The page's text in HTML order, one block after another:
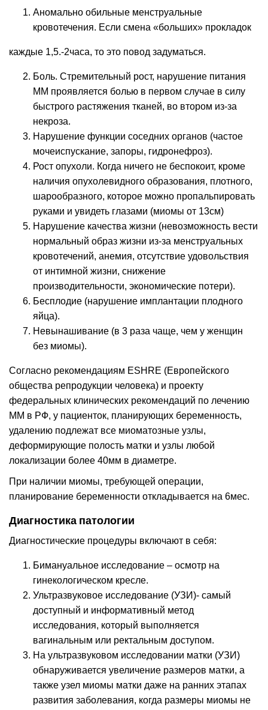
Аномально обильные менструальные
кровотечения. Если смена «больших» прокладок
каждые 1,5.-2часа, то это повод задуматься.
Боль. Стремительный рост, нарушение питания
ММ проявляется болью в первом случае в силу
быстрого растяжения тканей, во втором из-за
некроза.
Нарушение функции соседних органов (частое
мочеиспускание, запоры, гидронефроз).
Рост опухоли. Когда ничего не беспокоит, кроме
наличия опухолевидного образования, плотного,
шарообразного, которое можно пропальпировать
руками и увидеть глазами (миомы от 13см)
Нарушение качества жизни (невозможность вести
нормальный образ жизни из-за менструальных
кровотечений, анемия, отсутствие удовольствия
от интимной жизни, снижение
производительности, экономические потери).
Бесплодие (нарушение имплантации плодного
яйца).
Невынашивание (в 3 раза чаще, чем у женщин
без миомы).
Согласно рекомендациям ESHRE (Европейского
общества репродукции человека) и проекту
федеральных клинических рекомендаций по лечению
ММ в РФ, у пациенток, планирующих беременность,
удалению подлежат все миоматозные узлы,
деформирующие полость матки и узлы любой
локализации более 40мм в диаметре.
При наличии миомы, требующей операции,
планирование беременности откладывается на 6мес.
Диагностика патологии
Диагностические процедуры включают в себя:
Бимануальное исследование – осмотр на
гинекологическом кресле.
Ультразвуковое исследование (УЗИ)- самый
доступный и информативный метод
исследования, который выполняется
вагинальным или ректальным доступом.
На ультразвуковом исследовании матки (УЗИ)
обнаруживается увеличение размеров матки, а
также узел миомы матки даже на ранних этапах
развития заболевания, когда размеры миомы не